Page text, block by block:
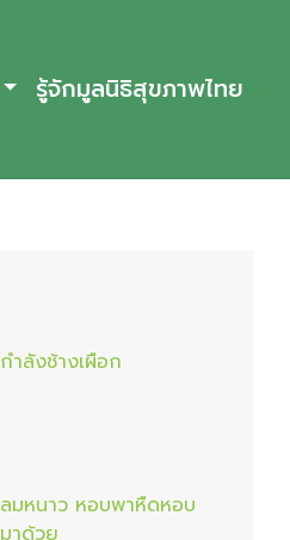
รู้จักมูลนิธิสุขภาพไทย
กำลังช้างเผือก
ลมหนาว หอบพาหืดหอบ
มาด้วย